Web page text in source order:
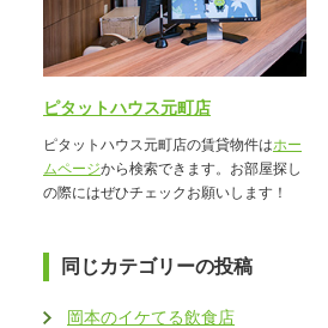
ピタットハウス元町店
ピタットハウス元町店の賃貸物件はホー
ムページから検索できます。お部屋探し
の際にはぜひチェックお願いします！
同じカテゴリーの投稿
岡本のイケてる飲食店